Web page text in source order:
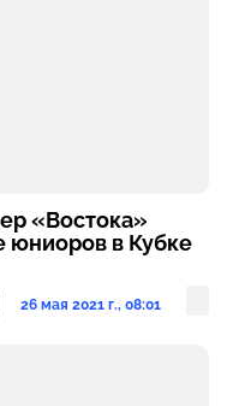
«Востока»
юниоров в Кубке
26 мая 2021 г., 08:01